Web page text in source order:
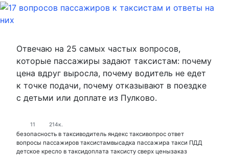
Отвечаю на 25 самых частых вопросов,
которые пассажиры задают таксистам: почему
цена вдруг выросла, почему водитель не едет
к точке подачи, почему отказывают в поездке
с детьми или доплате из Пулково.
11 214к.
безопасность в таксиводитель яндекс таксивопрос ответ
вопросы пассажиров таксистамвысадка пассажира такси ПДД
детское кресло в таксидоплата таксисту сверх ценызаказ